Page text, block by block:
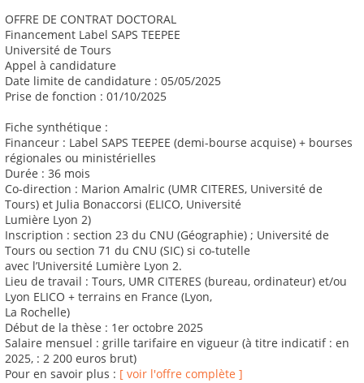
OFFRE DE CONTRAT DOCTORAL
Financement Label SAPS TEEPEE
Université de Tours
Appel à candidature
Date limite de candidature : 05/05/2025
Prise de fonction : 01/10/2025
Fiche synthétique :
Financeur : Label SAPS TEEPEE (demi-bourse acquise) + bourses
régionales ou ministérielles
Durée : 36 mois
Co-direction : Marion Amalric (UMR CITERES, Université de
Tours) et Julia Bonaccorsi (ELICO, Université
Lumière Lyon 2)
Inscription : section 23 du CNU (Géographie) ; Université de
Tours ou section 71 du CNU (SIC) si co-tutelle
avec l’Université Lumière Lyon 2.
Lieu de travail : Tours, UMR CITERES (bureau, ordinateur) et/ou
Lyon ELICO + terrains en France (Lyon,
La Rochelle)
Début de la thèse : 1er octobre 2025
Salaire mensuel : grille tarifaire en vigueur (à titre indicatif : en
2025, : 2 200 euros brut)
Pour en savoir plus : [ voir l'offre complète ]